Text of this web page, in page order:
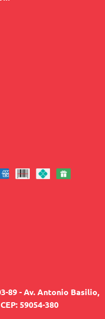
89 - Av. Antonio Basilio,
59054-380